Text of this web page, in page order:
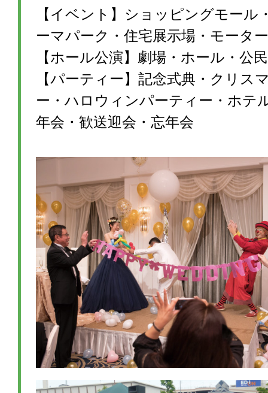
【イベント】ショッピングモール
ーマパーク・住宅展示場・モータ
【ホール公演】劇場・ホール・公
【パーティー】記念式典・クリス
ー・ハロウィンパーティー・ホテ
年会・歓送迎会・忘年会